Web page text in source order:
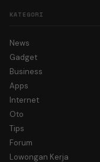
KATEGORI
News
Gadget
Business
Apps
Internet
Oto
Tips
Forum
Lowongan Kerja